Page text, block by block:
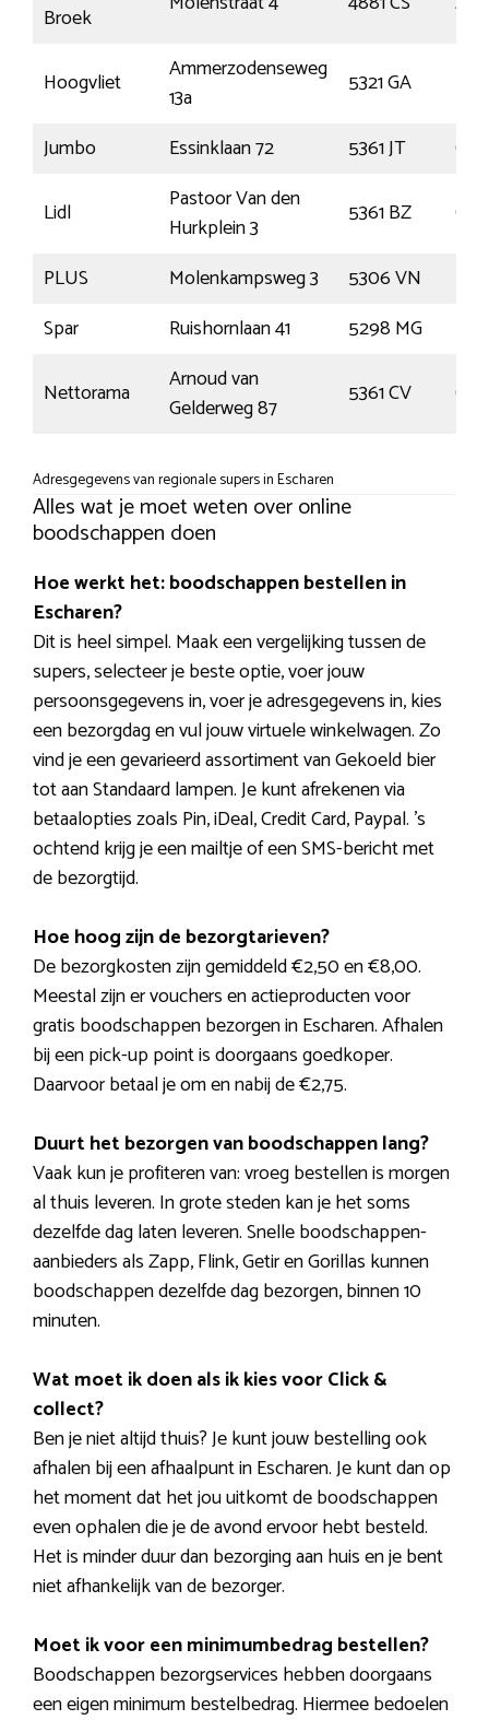
Broek
Hoogvliet
Ammerzodenseweg
13a
5321 GA
Jumbo
Essinklaan 72 5361 JT
Lidl
Pastoor Van den
Hurkplein 3
5361 BZ
PLUS
Molenkampsweg 3 5306 VN
Spar
Ruishornlaan 41 5298 MG
Nettorama
Arnoud van
Gelderweg 87
5361 CV
Adresgegevens van regionale supers in Escharen
Alles wat je moet weten over online
boodschappen doen
Hoe werkt het: boodschappen bestellen in
Escharen?
Dit is heel simpel. Maak een vergelijking tussen de
supers, selecteer je beste optie, voer jouw
persoonsgegevens in, voer je adresgegevens in, kies
een bezorgdag en vul jouw virtuele winkelwagen. Zo
vind je een gevarieerd assortiment van Gekoeld bier
tot aan Standaard lampen. Je kunt afrekenen via
betaalopties zoals Pin, iDeal, Credit Card, Paypal. ’s
ochtend krijg je een mailtje of een SMS-bericht met
de bezorgtijd.
Hoe hoog zijn de bezorgtarieven?
De bezorgkosten zijn gemiddeld €2,50 en €8,00.
Meestal zijn er vouchers en actieproducten voor
gratis boodschappen bezorgen in Escharen. Afhalen
bij een pick-up point is doorgaans goedkoper.
Daarvoor betaal je om en nabij de €2,75.
Duurt het bezorgen van boodschappen lang?
Vaak kun je profiteren van: vroeg bestellen is morgen
al thuis leveren. In grote steden kan je het soms
dezelfde dag laten leveren. Snelle boodschappen-
aanbieders als Zapp, Flink, Getir en Gorillas kunnen
boodschappen dezelfde dag bezorgen, binnen 10
minuten.
Wat moet ik doen als ik kies voor Click &
collect?
Ben je niet altijd thuis? Je kunt jouw bestelling ook
afhalen bij een afhaalpunt in Escharen. Je kunt dan op
het moment dat het jou uitkomt de boodschappen
even ophalen die je de avond ervoor hebt besteld.
Het is minder duur dan bezorging aan huis en je bent
niet afhankelijk van de bezorger.
Moet ik voor een minimumbedrag bestellen?
Boodschappen bezorgservices hebben doorgaans
een eigen minimum bestelbedrag. Hiermee bedoelen